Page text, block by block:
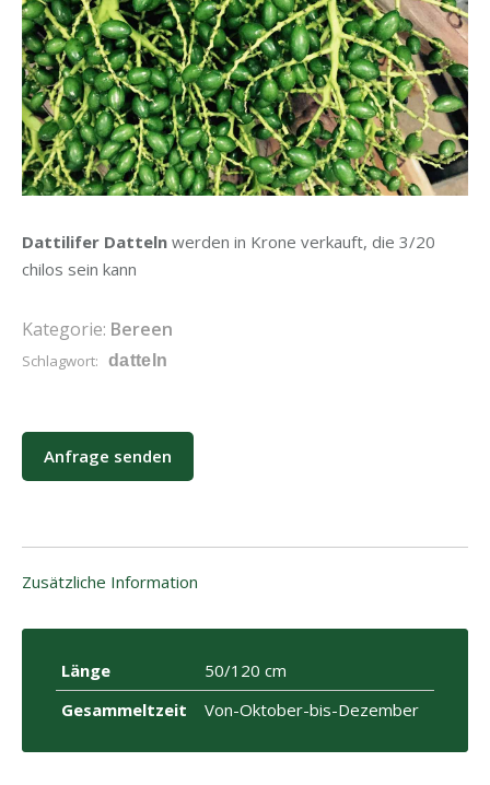
Dattilifer Datteln werden in Krone verkauft, die 3/20
chilos sein kann
Kategorie: Bereen
Schlagwort: datteln
Anfrage senden
Zusätzliche Information
Länge
50/120 cm
Gesammeltzeit
Von-Oktober-bis-Dezember